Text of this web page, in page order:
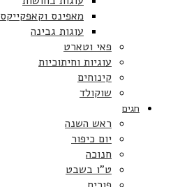
מאפינס וקאפקייקס
עוגות גבינה
פאי וטארט
עוגיות וחיתוכיות
קינוחים
שוקולד
חגים
ראש השנה
יום כיפור
חנוכה
ט”ו בשבט